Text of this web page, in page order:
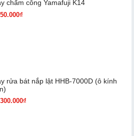
chấm cô​ng Yamafuji K14
rửa bát nắp lật HHB-7000D (ô kính